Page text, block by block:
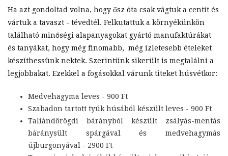
Ha azt gondoltad volna, hogy ősz óta csak vágtuk a centit és
vártuk a tavaszt - tévedtél. Felkutattuk a környékünkön
található minőségi alapanyagokat gyártó manufaktúrákat
és tanyákat, hogy még finomabb, még ízletesebb ételeket
készíthessünk nektek. Szerintünk sikerült is megtalálni a
legjobbakat. Ezekkel a fogásokkal várunk titeket húsvétkor:
Medvehagyma leves - 900 Ft
Szabadon tartott tyúk húsából készült leves - 900 Ft
Taliándörögdi bárányból készült zsályás-mentás
báránysült spárgával és medvehagymás
újburgonyával - 2900 Ft